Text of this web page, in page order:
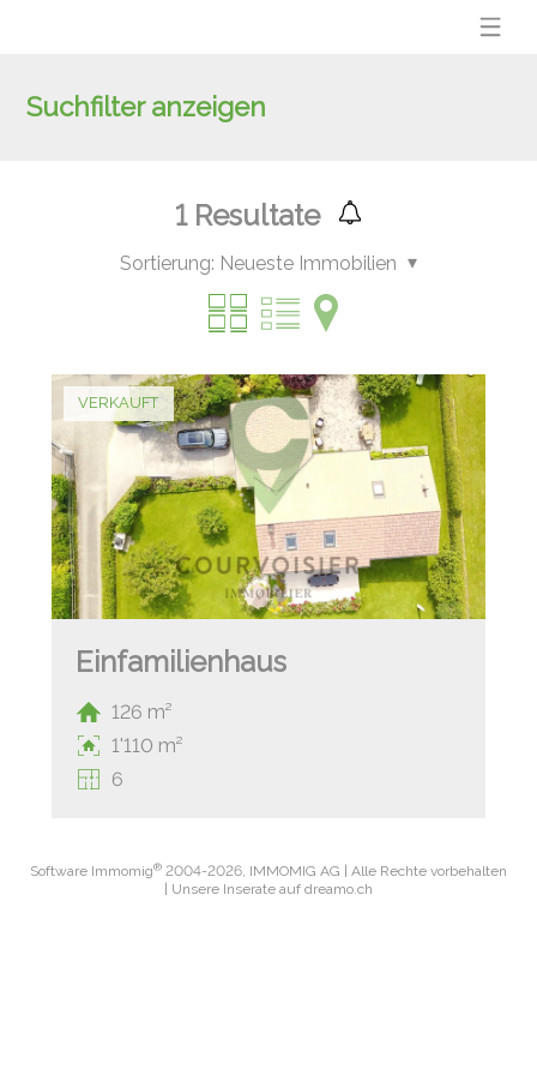
Suchfilter anzeigen
1Resultate
Sortierung: Neueste Immobilien
VERKAUFT
Einfamilienhaus
126 m²
1'110 m²
6
Software Immomig® 2004-2026, IMMOMIG AG | Alle Rechte vorbehalten
| Unsere Inserate auf dreamo.ch